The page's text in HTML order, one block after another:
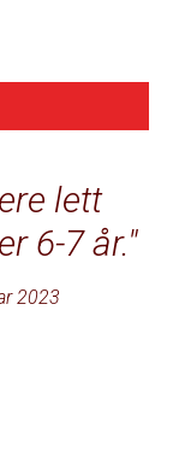
lett
6-7 år.
2023